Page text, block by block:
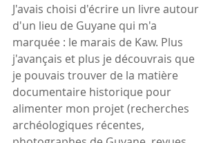
J'avais choisi d'écrire un livre autour
d'un lieu de Guyane qui m'a
marquée : le marais de Kaw. Plus
j'avançais et plus je découvrais que
je pouvais trouver de la matière
documentaire historique pour
alimenter mon projet (recherches
archéologiques récentes,